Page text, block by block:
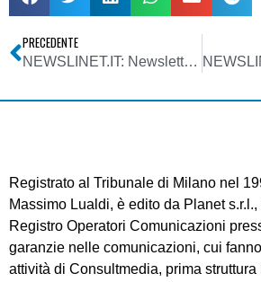
PRECEDENTE
NEWSLINET.IT: Newsletter n. 811 del 01/07/2015
Registrato al Tribunale di Milano nel
Massimo Lualdi, è edito da Planet s.r.l.,
Registro Operatori Comunicazioni
garanzie nelle comunicazioni, cui
attività di Consultmedia, prima struttura